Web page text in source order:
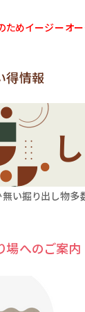
めイージーオ
情報
い掘り出し物多
へのご案内